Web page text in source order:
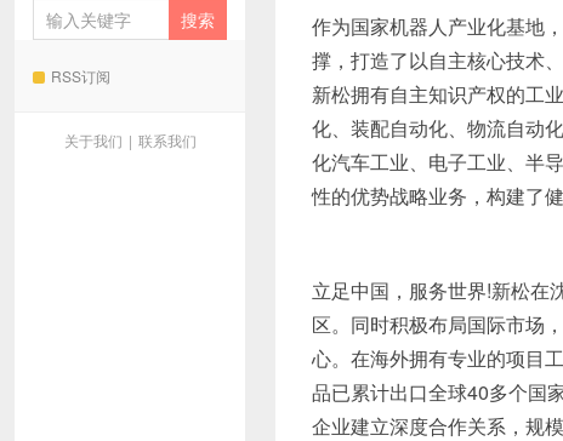
RSS订阅
关于我们 | 联系我们
作为国家机器人产业化基地
撑，打造了以自主核心技术
新松拥有自主知识产权的工
化、装配自动化、物流自动
化汽车工业、电子工业、半
性的优势战略业务，构建了
立足中国，服务世界!新松在
区。同时积极布局国际市场
心。在海外拥有专业的项目
品已累计出口全球40多个国
企业建立深度合作关系，规